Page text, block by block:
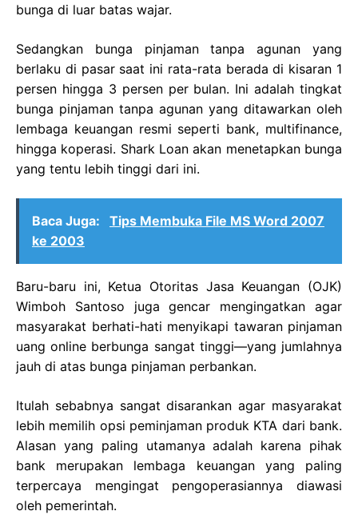
bunga di luar batas wajar.
Sedangkan bunga pinjaman tanpa agunan yang
berlaku di pasar saat ini rata-rata berada di kisaran 1
persen hingga 3 persen per bulan. Ini adalah tingkat
bunga pinjaman tanpa agunan yang ditawarkan oleh
lembaga keuangan resmi seperti bank, multifinance,
hingga koperasi. Shark Loan akan menetapkan bunga
yang tentu lebih tinggi dari ini.
Baca Juga:
Tips Membuka File MS Word 2007
ke 2003
Baru-baru ini, Ketua Otoritas Jasa Keuangan (OJK)
Wimboh Santoso juga gencar mengingatkan agar
masyarakat berhati-hati menyikapi tawaran pinjaman
uang online berbunga sangat tinggi—yang jumlahnya
jauh di atas bunga pinjaman perbankan.
Itulah sebabnya sangat disarankan agar masyarakat
lebih memilih opsi peminjaman produk KTA dari bank.
Alasan yang paling utamanya adalah karena pihak
bank merupakan lembaga keuangan yang paling
terpercaya mengingat pengoperasiannya diawasi
oleh pemerintah.